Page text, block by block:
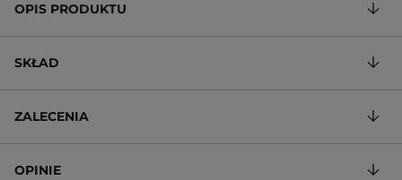
OPIS PRODUKTU
SKŁAD
ZALECENIA
OPINIE